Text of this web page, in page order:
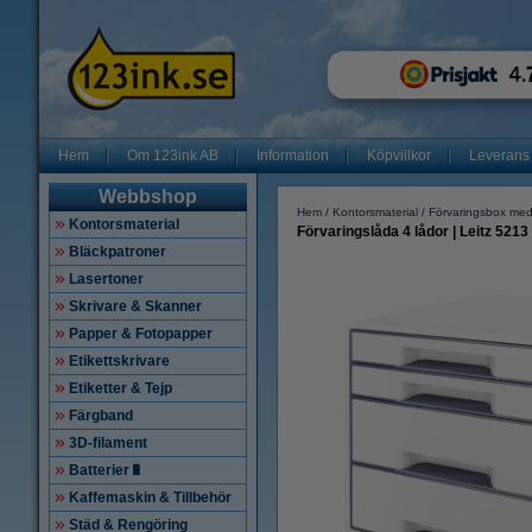
Hem Om 123ink AB Information Köpvillkor Leverans
Webbshop
Kontorsmaterial
Bläckpatroner
Lasertoner
Skrivare & Skanner
Papper & Fotopapper
Etikettskrivare
Etiketter & Tejp
Färgband
3D-filament
Batterier🔋
Kaffemaskin & Tillbehör
Städ & Rengöring
Hem Kontorsmaterial Förvaringsbox
Förvaringslåda 4 lådor | Leitz 5213